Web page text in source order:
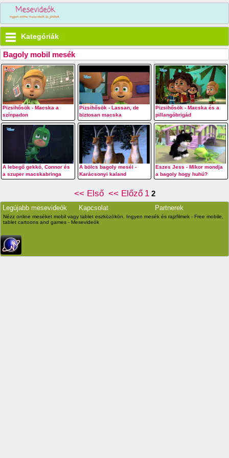
Kategóriák
Bagoly mobil mesék
Pizsihősök - Macska a
színpadon
Pizsihősök - Lassan, de
biztosan macska
Pizsihősök - Macska és a
pillangóbrigád
A lebegő gekkó, Connor és
a szuper macskabringa
A bölcs bagoly meséi -
Karácsonyi kaland
Eszes Jess - Mikor mondja
a bagoly hogy huhú?
<< Első << Előző 1 2
Legújabb mesevideók Kapcsolat Partnerek
Nézz online meséket mobil vagy tablet eszközökön. Ingyen mesék és rajzfilmek - Free mobile,
tablet cartoons and games - Mesevideók